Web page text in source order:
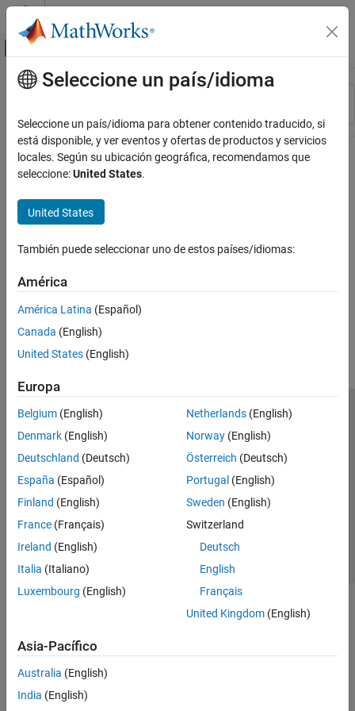
Saltar al contenido
Mostrar/ocultar menú de navegación
Recurso
Contenido principal
Seleccione un país/idioma
Seleccione un país/idioma para obtener contenido traducido, si
está disponible, y ver eventos y ofertas de productos y servicios
locales. Según su ubicación geográfica, recomendamos que
seleccione:United States.
United States
También puede seleccionar uno de estos países/idiomas:
América
América Latina (Español)
Canada (English)
United States (English)
Europa
Belgium (English)
Denmark (English)
Deutschland (Deutsch)
España (Español)
Finland (English)
France (Français)
Ireland (English)
Italia (Italiano)
Luxembourg (English)
Netherlands(English)
Norway(English)
Österreich (Deutsch)
Portugal (English)
Sweden (English)
Switzerland
Deutsch
English
Français
United Kingdom(English)
Asia-Pacífico
Australia (English)
India (English)
Centro de confianza
Marcas comerciales
Política de privacidad
Antipiratería
Estado de las aplicaciones
Información de contacto
© 1994-2026 The MathWorks, Inc.
Seleccione un país/